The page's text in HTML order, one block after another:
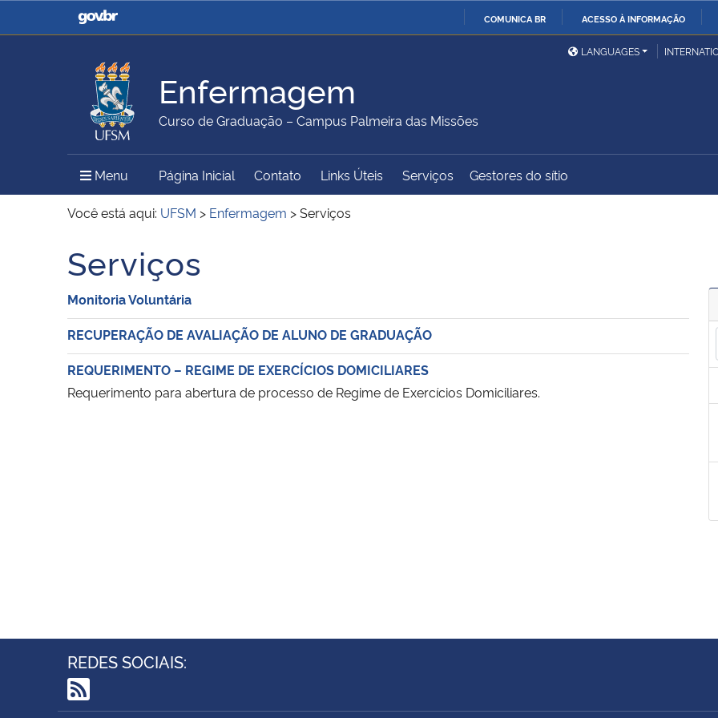
COMUNICA BR ACESSO À INFORMAÇÃO
Casa Civil
Ministério da Justiça e
Ministério da Defesa
Ministério das Relações
Exteriores
Ministério da Agricultura,
Pecuária e Abastecimento
Ministério da Educação
Ministério do Meio Ambiente Ministério do Turismo
Ministério do
Controladoria-Geral da
Secretaria de Governo
LANGUAGES
Enfermagem
Curso de Graduação – Campus Palmeira das Missões
Menu Menu Principal do Sítio
Página Inicial Contato Links Úteis Serviços Gestores do sítio
Você está aqui: UFSM > Enfermagem >Serviços
Serviços
Monitoria Voluntária
RECUPERAÇÃO DE AVALIAÇÃO DE ALUNO DE GRADUAÇÃO
REQUERIMENTO – REGIME DE EXERCÍCIOS DOMICILIARES
Requerimento para abertura de processo de Regime de Exercícios Domiciliares.
REDES SOCIAIS: